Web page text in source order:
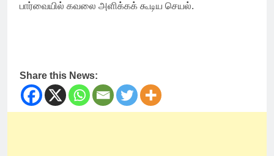
பார்வையில் கவலை அளிக்கக் கூடிய செயல்.
Share this News: